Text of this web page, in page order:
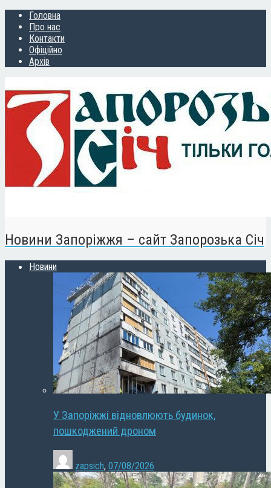
Головна
Про нас
Контакти
Офіційно
Архів
Новини Запоріжжя – сайт Запорозька Січ
Новини
У Запоріжжі відновлюють будинок,
пошкоджений дроном
zapsich, 07/08/2026